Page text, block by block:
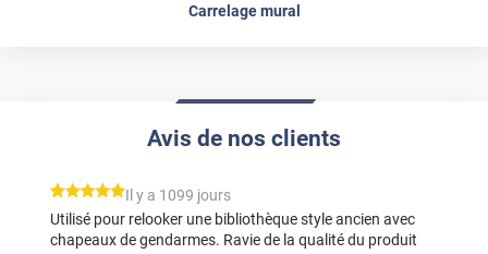
Carrelage mural
Avis de nos clients
*****
Il y a 1099 jours
Utilisé pour relooker une bibliothèque style ancien avec
chapeaux de gendarmes. Ravie de la qualité du produit